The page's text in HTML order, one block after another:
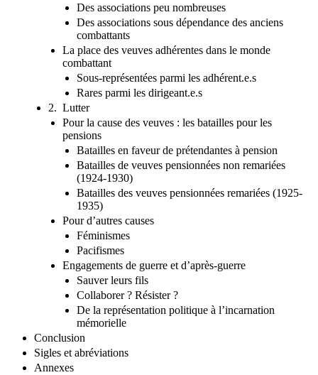
Des associations peu nombreuses
Des associations sous dépendance des anciens
combattants
La place des veuves adhérentes dans le monde
combattant
Sous-représentées parmi les adhérent.e.s
Rares parmi les dirigeant.e.s
2. Lutter
Pour la cause des veuves : les batailles pour les
pensions
Batailles en faveur de prétendantes à pension
Batailles de veuves pensionnées non remariées
(1924-1930)
Batailles des veuves pensionnées remariées (1925-
1935)
Pour d’autres causes
Féminismes
Pacifismes
Engagements de guerre et d’après-guerre
Sauver leurs fils
Collaborer ? Résister ?
De la représentation politique à l’incarnation
mémorielle
Conclusion
Sigles et abréviations
Annexes